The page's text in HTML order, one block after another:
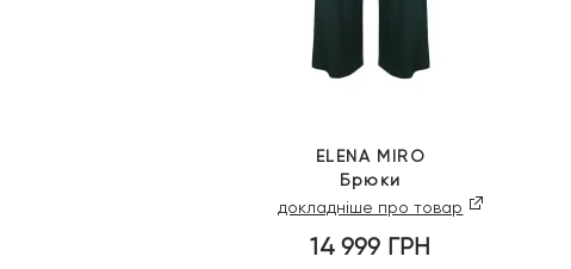
ELENA MIRO
Брюки
докладніше про товар
14 999 ГРН